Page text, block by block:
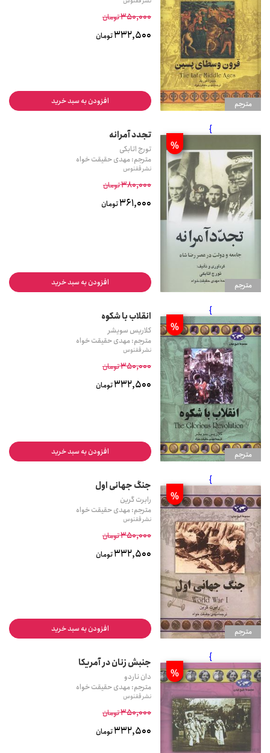
مترجم
350,000تومان
332,500تومان
افزودن به سبد خرید
مترجم
}
%
تجدد آمرانه
تورج اتابکی
مترجم: مهدی حقیقت خواه
نشر ققنوس
380,000تومان
361,000تومان
افزودن به سبد خرید
مترجم
}
%
انقلاب با شکوه
کلاریس سویشر
مترجم: مهدی حقیقت خواه
نشر ققنوس
350,000تومان
332,500تومان
افزودن به سبد خرید
مترجم
}
%
جنگ جهانی اول
رابرت گرین
مترجم: مهدی حقیقت خواه
نشر ققنوس
350,000تومان
332,500تومان
افزودن به سبد خرید
}
%
جنبش زنان در آمریکا
دان ناردو
مترجم: مهدی حقیقت خواه
نشر ققنوس
350,000تومان
332,500تومان